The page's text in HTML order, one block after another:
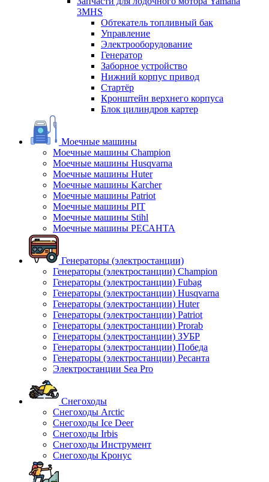
3MHS
Обтекатель топливный бак
Управление
Электрооборудование
Генератор
Заборное устройство
Нижний корпус привод
Стартёр
Кронштейн верхнего корпуса
Блок цилиндров картер
Моечные машины
Моечные машины Champion
Моечные машины Husqvarna
Моечные машины Huter
Моечные машины Karcher
Моечные машины Patriot
Моечные машины PIT
Моечные машины Stihl
Моечные машины РЕСАНТА
Генераторы (электростанции)
Генераторы (электростанции) Champion
Генераторы (электростанции) Fubag
Генераторы (электростанции) Husqvarna
Генераторы (электростанции) Huter
Генераторы (электростанции) Patriot
Генераторы (электростанции) Prorab
Генераторы (электростанции) ЗУБР
Генераторы (электростанции) Победа
Генераторы (электростанции) Ресанта
Электростанции Sea Pro
Снегоходы
Снегоходы Arctic
Снегоходы Ice Deer
Снегоходы Irbis
Снегоходы Инструмент
Снегоходы Кронус